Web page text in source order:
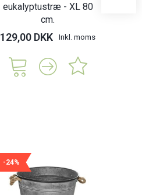
eukalyptustræ - XL 80
cm.
129,00 DKK Inkl. moms
-24%